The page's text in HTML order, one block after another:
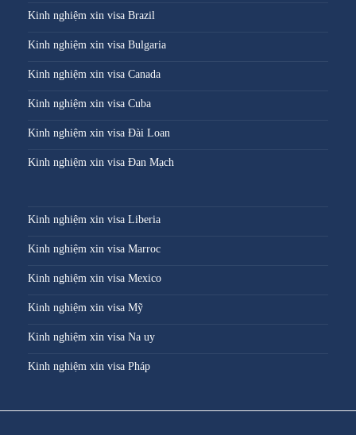
Kinh nghiệm xin visa Brazil
Kinh nghiệm xin visa Bulgaria
Kinh nghiệm xin visa Canada
Kinh nghiệm xin visa Cuba
Kinh nghiệm xin visa Đài Loan
Kinh nghiệm xin visa Đan Mạch
Kinh nghiệm xin visa Liberia
Kinh nghiệm xin visa Marroc
Kinh nghiệm xin visa Mexico
Kinh nghiệm xin visa Mỹ
Kinh nghiệm xin visa Na uy
Kinh nghiệm xin visa Pháp